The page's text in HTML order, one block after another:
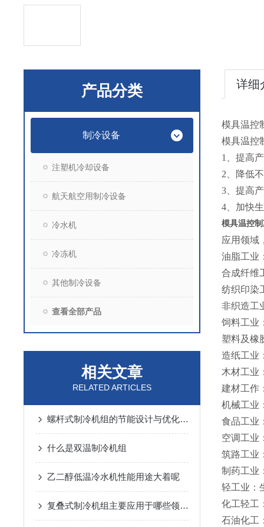
产品分类
制冷设备
注塑机冷却设备
航天航空用制冷设备
冷水机
冷冻机
其他制冷设备
查看全部产品
相关文章
RELATED ARTICLES
螺杆式制冷机组的节能设计与优化策略
什么是双温制冷机组
乙二醇低温冷水机性能用途大着呢
复叠式制冷机组主要应用于哪些领域？
详细
模具温控
模具温控
1、提高
2、降低
3、提高
4、加快
模具温控
应用领域
油脂工业
合成纤维
纺织印染
非织造工
饲料工业
塑料及橡
造纸工业
木材工业
建材工作
机械工业
食品工业
空调工业
筑路工业
制药工业
轻工业：
化工轻工
石油化工